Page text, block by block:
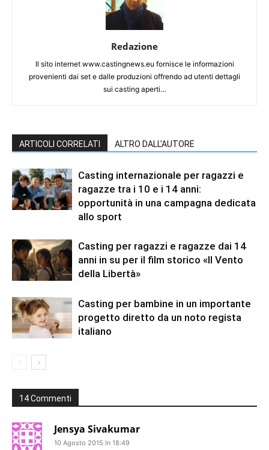
Redazione
Il sito internet www.castingnews.eu fornisce le informazioni
provenienti dai set e dalle produzioni offrendo ad utenti dettagli
sui casting aperti…
ARTICOLI CORRELATI ALTRO DALL'AUTORE
Casting internazionale per ragazzi e
ragazze tra i 10 e i 14 anni:
opportunità in una campagna dedicata
allo sport
Casting per ragazzi e ragazze dai 14
anni in su per il film storico «Il Vento
della Libertà»
Casting per bambine in un importante
progetto diretto da un noto regista
italiano
14 Commenti
Jensya Sivakumar
10 Agosto 2015 In 18:49